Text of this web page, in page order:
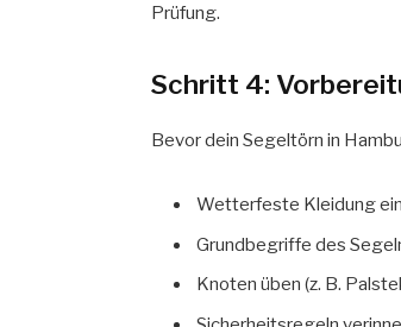
Prüfung.
Schritt 4:
Bevor dein Segeltörn in
Wetterfeste Kleidung
Grundbegriffe des
Knoten üben (z. B.